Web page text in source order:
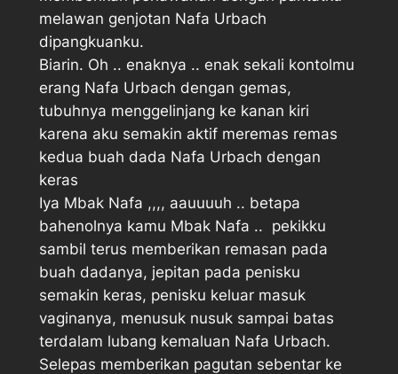
melawan genjotan Nafa Urbach
dipangkuanku.
Biarin. Oh .. enaknya .. enak sekali kontolmu 
erang Nafa Urbach dengan gemas,
tubuhnya menggelinjang ke kanan kiri
karena aku semakin aktif meremas remas
kedua buah dada Nafa Urbach dengan
keras
Iya Mbak Nafa ,,,, aauuuuh .. betapa
bahenolnya kamu Mbak Nafa ..  pekikku
sambil terus memberikan remasan pada
buah dadanya, jepitan pada penisku
semakin keras, penisku keluar masuk
vaginanya, menusuk nusuk sampai batas
terdalam lubang kemaluan Nafa Urbach.
Selepas memberikan pagutan sebentar ke